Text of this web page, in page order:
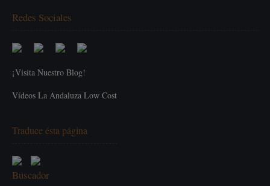
Redes Sociales
¡Visita Nuestro Blog!
Vídeos La Andaluza Low Cost
Traduce ésta página
Buscador